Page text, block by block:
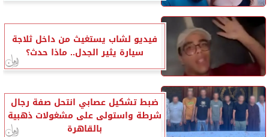
فيديو لشاب يستغيث من داخل ثلاجة
سيارة يثير الجدل.. ماذا حدث؟
ضبط تشكيل عصابي انتحل صفة رجال
شرطة واستولى على مشغولات ذهبية
بالقاهرة